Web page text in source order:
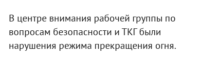
В центре внимания рабочей группы по
вопросам безопасности и ТКГ были
нарушения режима прекращения огня.